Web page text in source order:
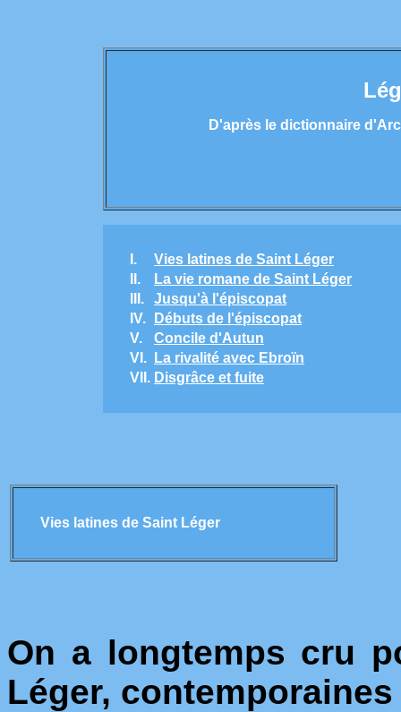
D'après le dictionnaire
I.
Vies latines de Saint Léger
II.
La vie romane de Saint Léger
III.
Jusqu'à l'épiscopat
IV.
Débuts de l'épiscopat
V.
Concile d'Autun
VI.
La rivalité avec Ebroïn
VII. Disgrâce et fuite
Vies latines de Saint Léger
On a longtemps cru
Léger,